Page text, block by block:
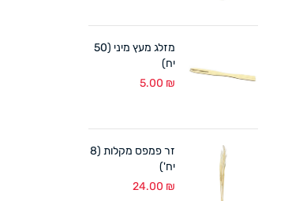
מזלג מעץ מיני (50
יח)
5.00 ₪
זר פמפס מקלות (8
יח')
24.00 ₪